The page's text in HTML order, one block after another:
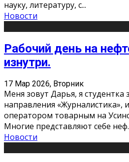
науку, литературу, с...
Новости
Рабочий день на
изнутри.
17 Мар 2026, Вторник
Меня зовут Дарья, я студентка
направления «Журналистика»,
оператором товарным на
Многие представляют себе неф
Новости